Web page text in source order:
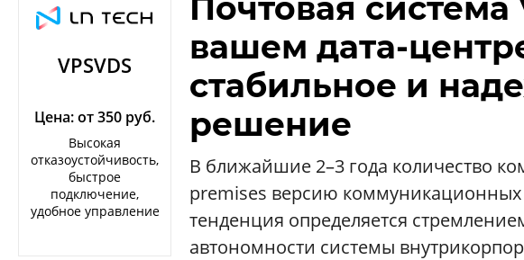
Публикации
обзоры
кабинет
проекте
Конференции
Техника
VPSVDS
Цена: от 350 руб.
Высокая
отказоустойчивость,
быстрое
подключение,
удобное управление
Почтовая система
вашем дата-
стабильное и
решение
В ближайшие 2–3 года количество
premises версию коммуникационных
тенденция определяется
автономности системы